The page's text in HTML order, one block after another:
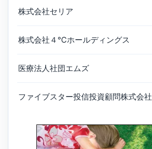
株式会社セリア
株式会社４℃ホールディングス
医療法人社団エムズ
ファイブスター投信投資顧問株式会社